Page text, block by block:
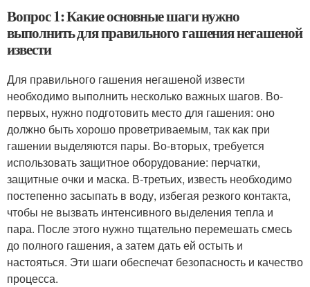
Вопрос 1: Какие основные шаги нужно
выполнить для правильного гашения негашеной
извести
Для правильного гашения негашеной извести
необходимо выполнить несколько важных шагов. Во-
первых, нужно подготовить место для гашения: оно
должно быть хорошо проветриваемым, так как при
гашении выделяются пары. Во-вторых, требуется
использовать защитное оборудование: перчатки,
защитные очки и маска. В-третьих, известь необходимо
постепенно засыпать в воду, избегая резкого контакта,
чтобы не вызвать интенсивного выделения тепла и
пара. После этого нужно тщательно перемешать смесь
до полного гашения, а затем дать ей остыть и
настояться. Эти шаги обеспечат безопасность и качество
процесса.